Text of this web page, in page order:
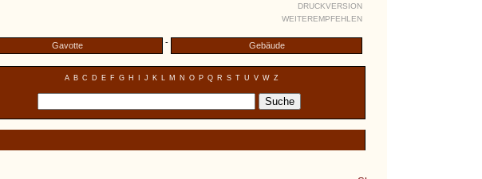
DRUCKVERSION
WEITEREMPFEHLEN
Gavotte - Gebäude
A B C D E F G H J K L M N O P Q R S T U V W Z